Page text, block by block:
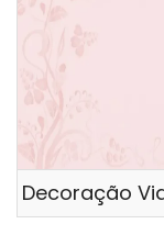
Decoração